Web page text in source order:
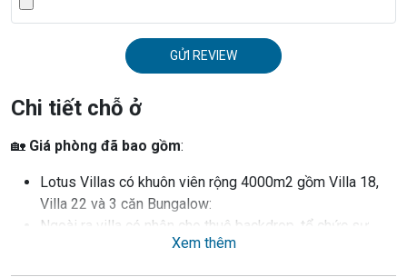
GỬI REVIEW
Chi tiết chỗ ở
🏡 Giá phòng đã bao gồm:
Lotus Villas có khuôn viên rộng 4000m2 gồm Villa 18,
Villa 22 và 3 căn Bungalow:
Ngoài ra villa có nhận cho thuê backdrop, tổ chức sự
Xem thêm